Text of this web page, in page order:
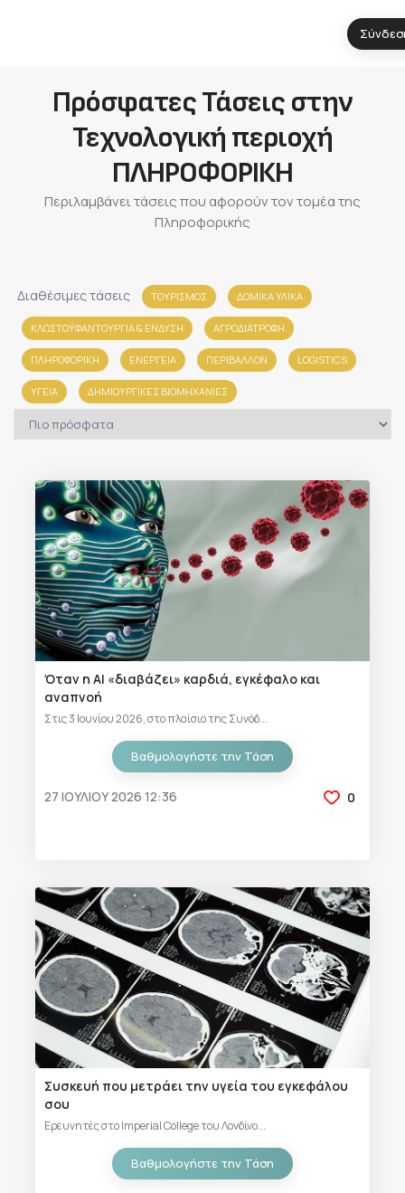
Πρόσφατες Τάσεις στην
Τεχνολογική περιοχή
ΠΛΗΡΟΦΟΡΙΚΗ
Περιλαμβάνει τάσεις που αφορούν τον τομέα της
Πληροφορικής
Διαθέσιμες τάσεις ΤΟΥΡΙΣΜΟΣ ΔΟΜΙΚΑ ΥΛΙΚΑ
ΚΛΩΣΤΟΫΦΑΝΤΟΥΡΓΙΑ & ΈΝΔΥΣΗ ΑΓΡΟΔΙΑΤΡΟΦΗ
ΠΛΗΡΟΦΟΡΙΚΗ ΕΝΕΡΓΕΙΑ ΠΕΡΙΒΑΛΛΟΝ LOGISTICS
ΥΓΕΙΑ ΔΗΜΙΟΥΡΓΙΚΕΣ ΒΙΟΜΗΧΑΝΙΕΣ
Όταν η AI «διαβάζει» καρδιά, εγκέφαλο και
αναπνοή
Στις 3 Ιουνίου 2026, στο πλαίσιο της Συνόδ...
Βαθμολογήστε την Τάση
27 ΙΟΥΛΊΟΥ 2026 12:36 0
Συσκευή που μετράει την υγεία του εγκεφάλου
σου
Ερευνητές στο Imperial College του Λονδίνο...
Βαθμολογήστε την Τάση